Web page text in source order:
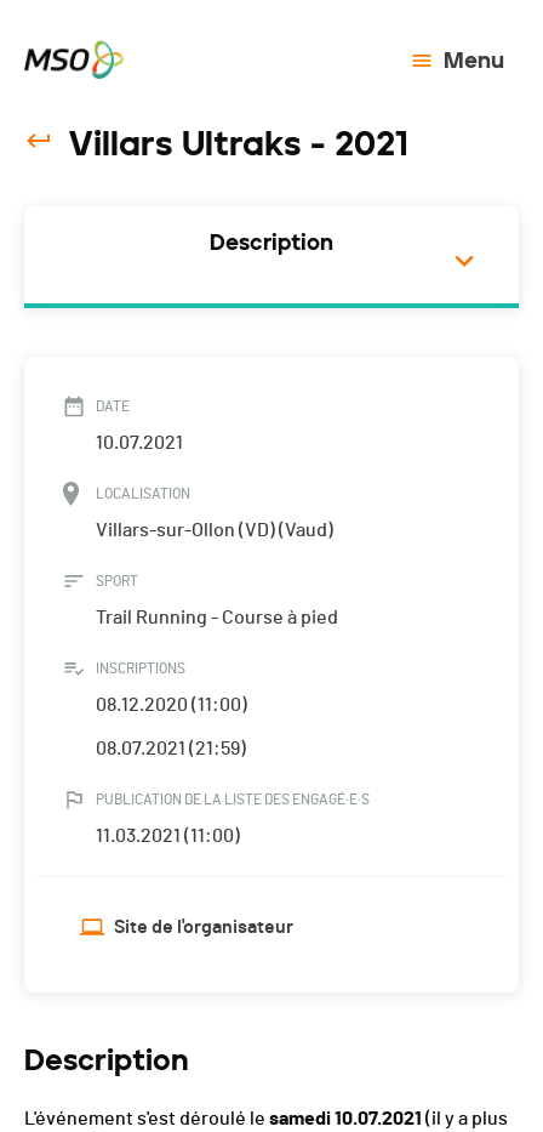
Menu
Villars Ultraks - 2021
Description
DATE
10.07.2021
LOCALISATION
Villars-sur-Ollon (VD) (Vaud)
SPORT
Trail Running - Course à pied
INSCRIPTIONS
08.12.2020 (11:00)
08.07.2021 (21:59)
PUBLICATION DE LA LISTE DES ENGAGÉ·E·S
11.03.2021 (11:00)
Site de l'organisateur
Description
L'événement s'est déroulé le samedi 10.07.2021 (il y a plus